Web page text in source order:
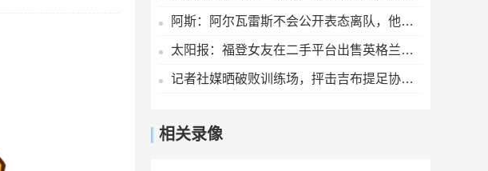
阿斯：阿尔瓦雷斯不会公开表态离队，他将私下与西蒙尼和马竞沟通
太阳报：福登女友在二手平台出售英格兰世界杯球衣，标价70英镑
记者社媒晒破败训练场，抨击吉布提足协：FIFA的拨款去哪里了？
相关录像